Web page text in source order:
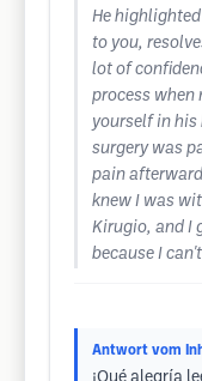
He
to you,
lot of
process when
yourself in his
surgery was
pain
knew I was
Kirugio, and I
because I
Antwort vom